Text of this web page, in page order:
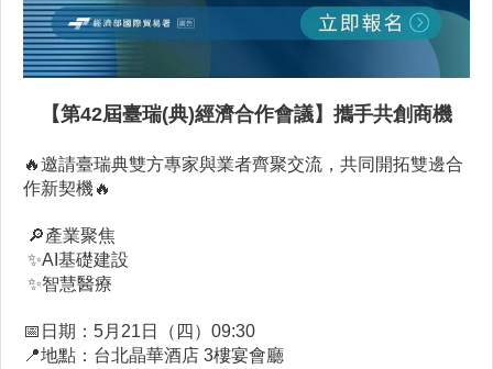
【第42屆臺瑞(典)經濟合作會議】攜手共創商機
🔥邀請臺瑞典雙方專家與業者齊聚交流，共同開拓雙邊合
作新契機🔥
🔎產業聚焦
✨AI基礎建設
✨智慧醫療
📅 日期：5月21日（四）09:30
📍地點：台北晶華酒店 3樓宴會廳